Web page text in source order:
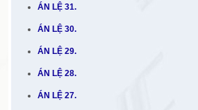
ÁN LỆ 31.
ÁN LỆ 30.
ÁN LỆ 29.
ÁN LỆ 28.
ÁN LỆ 27.